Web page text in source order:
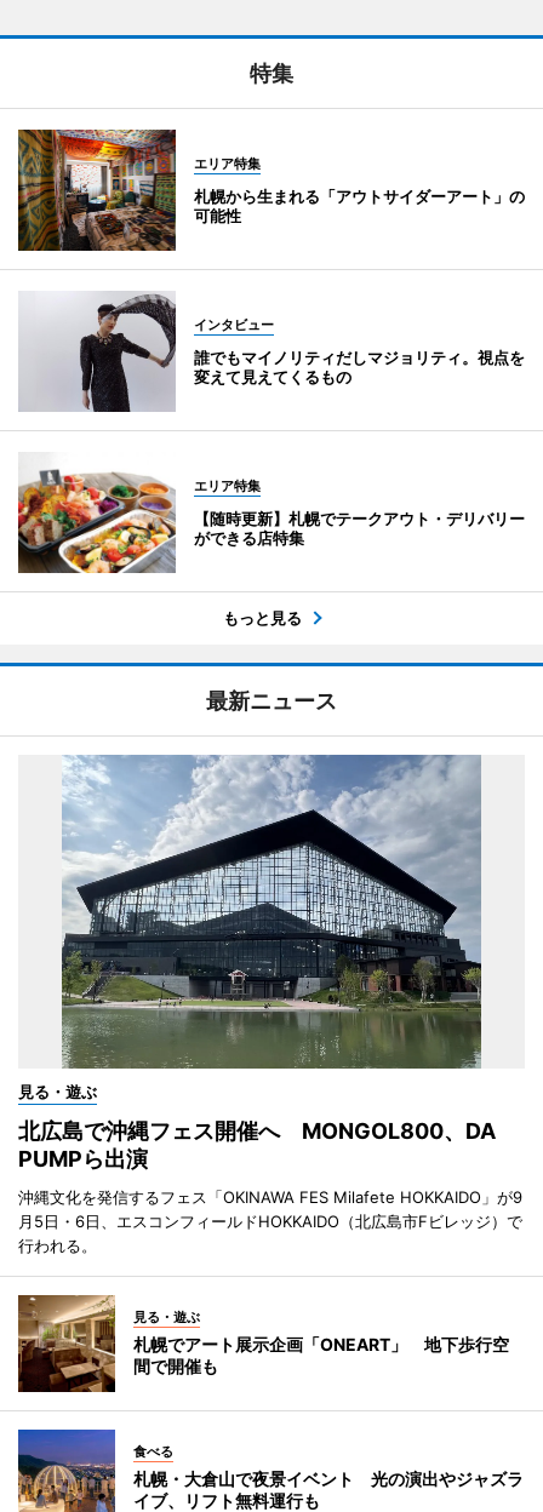
特集
エリア特集
札幌から生まれる「アウトサイダーアート」の
可能性
インタビュー
誰でもマイノリティだしマジョリティ。視点を
変えて見えてくるもの
エリア特集
【随時更新】札幌でテークアウト・デリバリー
ができる店特集
もっと見る
最新ニュース
見る・遊ぶ
北広島で沖縄フェス開催へ MONGOL800、DA
PUMPら出演
沖縄文化を発信するフェス「OKINAWA FES Milafete HOKKAIDO」が9
月5日・6日、エスコンフィールドHOKKAIDO（北広島市Fビレッジ）で
行われる。
見る・遊ぶ
札幌でアート展示企画「ONEART」 地下歩行空
間で開催も
食べる
札幌・大倉山で夜景イベント 光の演出やジャズラ
イブ、リフト無料運行も